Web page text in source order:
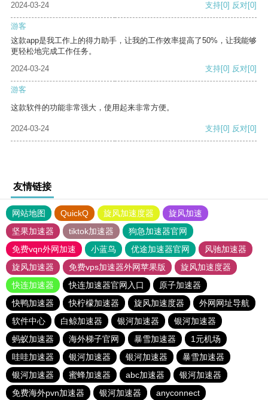
2024-03-24 支持[0] 反对[0]
游客
这款app是我工作上的得力助手，让我的工作效率提高了50%，让我能够
更轻松地完成工作任务。
2024-03-24
支持[0] 反对[0]
游客
这款软件的功能非常强大，使用起来非常方便。
2024-03-24 支持[0] 反对[0]
友情链接
网站地图 QuickQ 旋风加速度器
旋风加速
坚果加速器
tiktok加速器
狗急加速器官网
免费vqn外网加速
小蓝鸟 优途加速器官网
风驰加速器
旋风加速器
免费vps加速器外网苹果版
旋风加速度器
快连加速器
快连加速器官网入口
原子加速器
快鸭加速器
快柠檬加速器 旋风加速度器
外网网址导航
软件中心
白鲸加速器 银河加速器
银河加速器
蚂蚁加速器
海外梯子官网 暴雪加速器
1元机场
哇哇加速器
银河加速器 银河加速器
暴雪加速器
银河加速器
蜜蜂加速器 abc加速器
银河加速器
免费海外pvn加速器
银河加速器 anyconnect